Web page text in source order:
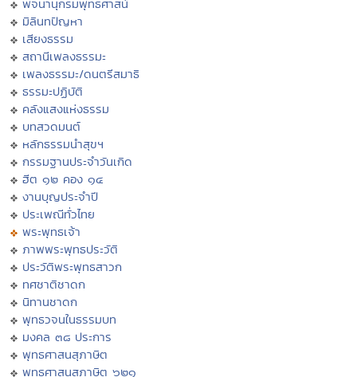
พจนานุกรมพุทธศาสน์
มิลินทปัญหา
เสียงธรรม
สถานีเพลงธรรมะ
เพลงธรรมะ/ดนตรีสมาธิ
ธรรมะปฏิบัติ
คลังแสงแห่งธรรม
บทสวดมนต์
หลักธรรมนำสุขฯ
กรรมฐานประจำวันเกิด
ฮีต ๑๒ คอง ๑๔
งานบุญประจำปี
ประเพณีทั่วไทย
พระพุทธเจ้า
ภาพพระพุทธประวัติ
ประวัติพระพุทธสาวก
ทศชาติชาดก
นิทานชาดก
พุทธวจนในธรรมบท
มงคล ๓๘ ประการ
พุทธศาสนสุภาษิต
พุทธศาสนสุภาษิต ๖๒๑